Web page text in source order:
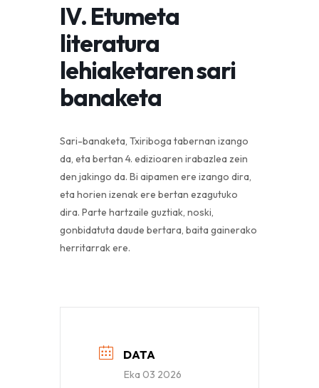
IV. Etumeta
literatura
lehiaketaren sari
banaketa
Sari-banaketa, Txiriboga tabernan izango
da, eta bertan 4. edizioaren irabazlea zein
den jakingo da. Bi aipamen ere izango dira,
eta horien izenak ere bertan ezagutuko
dira. Parte hartzaile guztiak, noski,
gonbidatuta daude bertara, baita gainerako
herritarrak ere.
DATA
Eka 03 2026